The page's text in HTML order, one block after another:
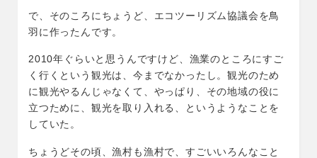
で、そのころにちょうど、エコツーリズム協議会を鳥
羽に作ったんです。
2010年ぐらいと思うんですけど、漁業のところにすご
く行くという観光は、今までなかったし。観光のため
に観光やるんじゃなくて、やっぱり、その地域の役に
立つために、観光を取り入れる、というようなことを
していた。
ちょうどその頃、漁村も漁村で、すごいいろんなこと